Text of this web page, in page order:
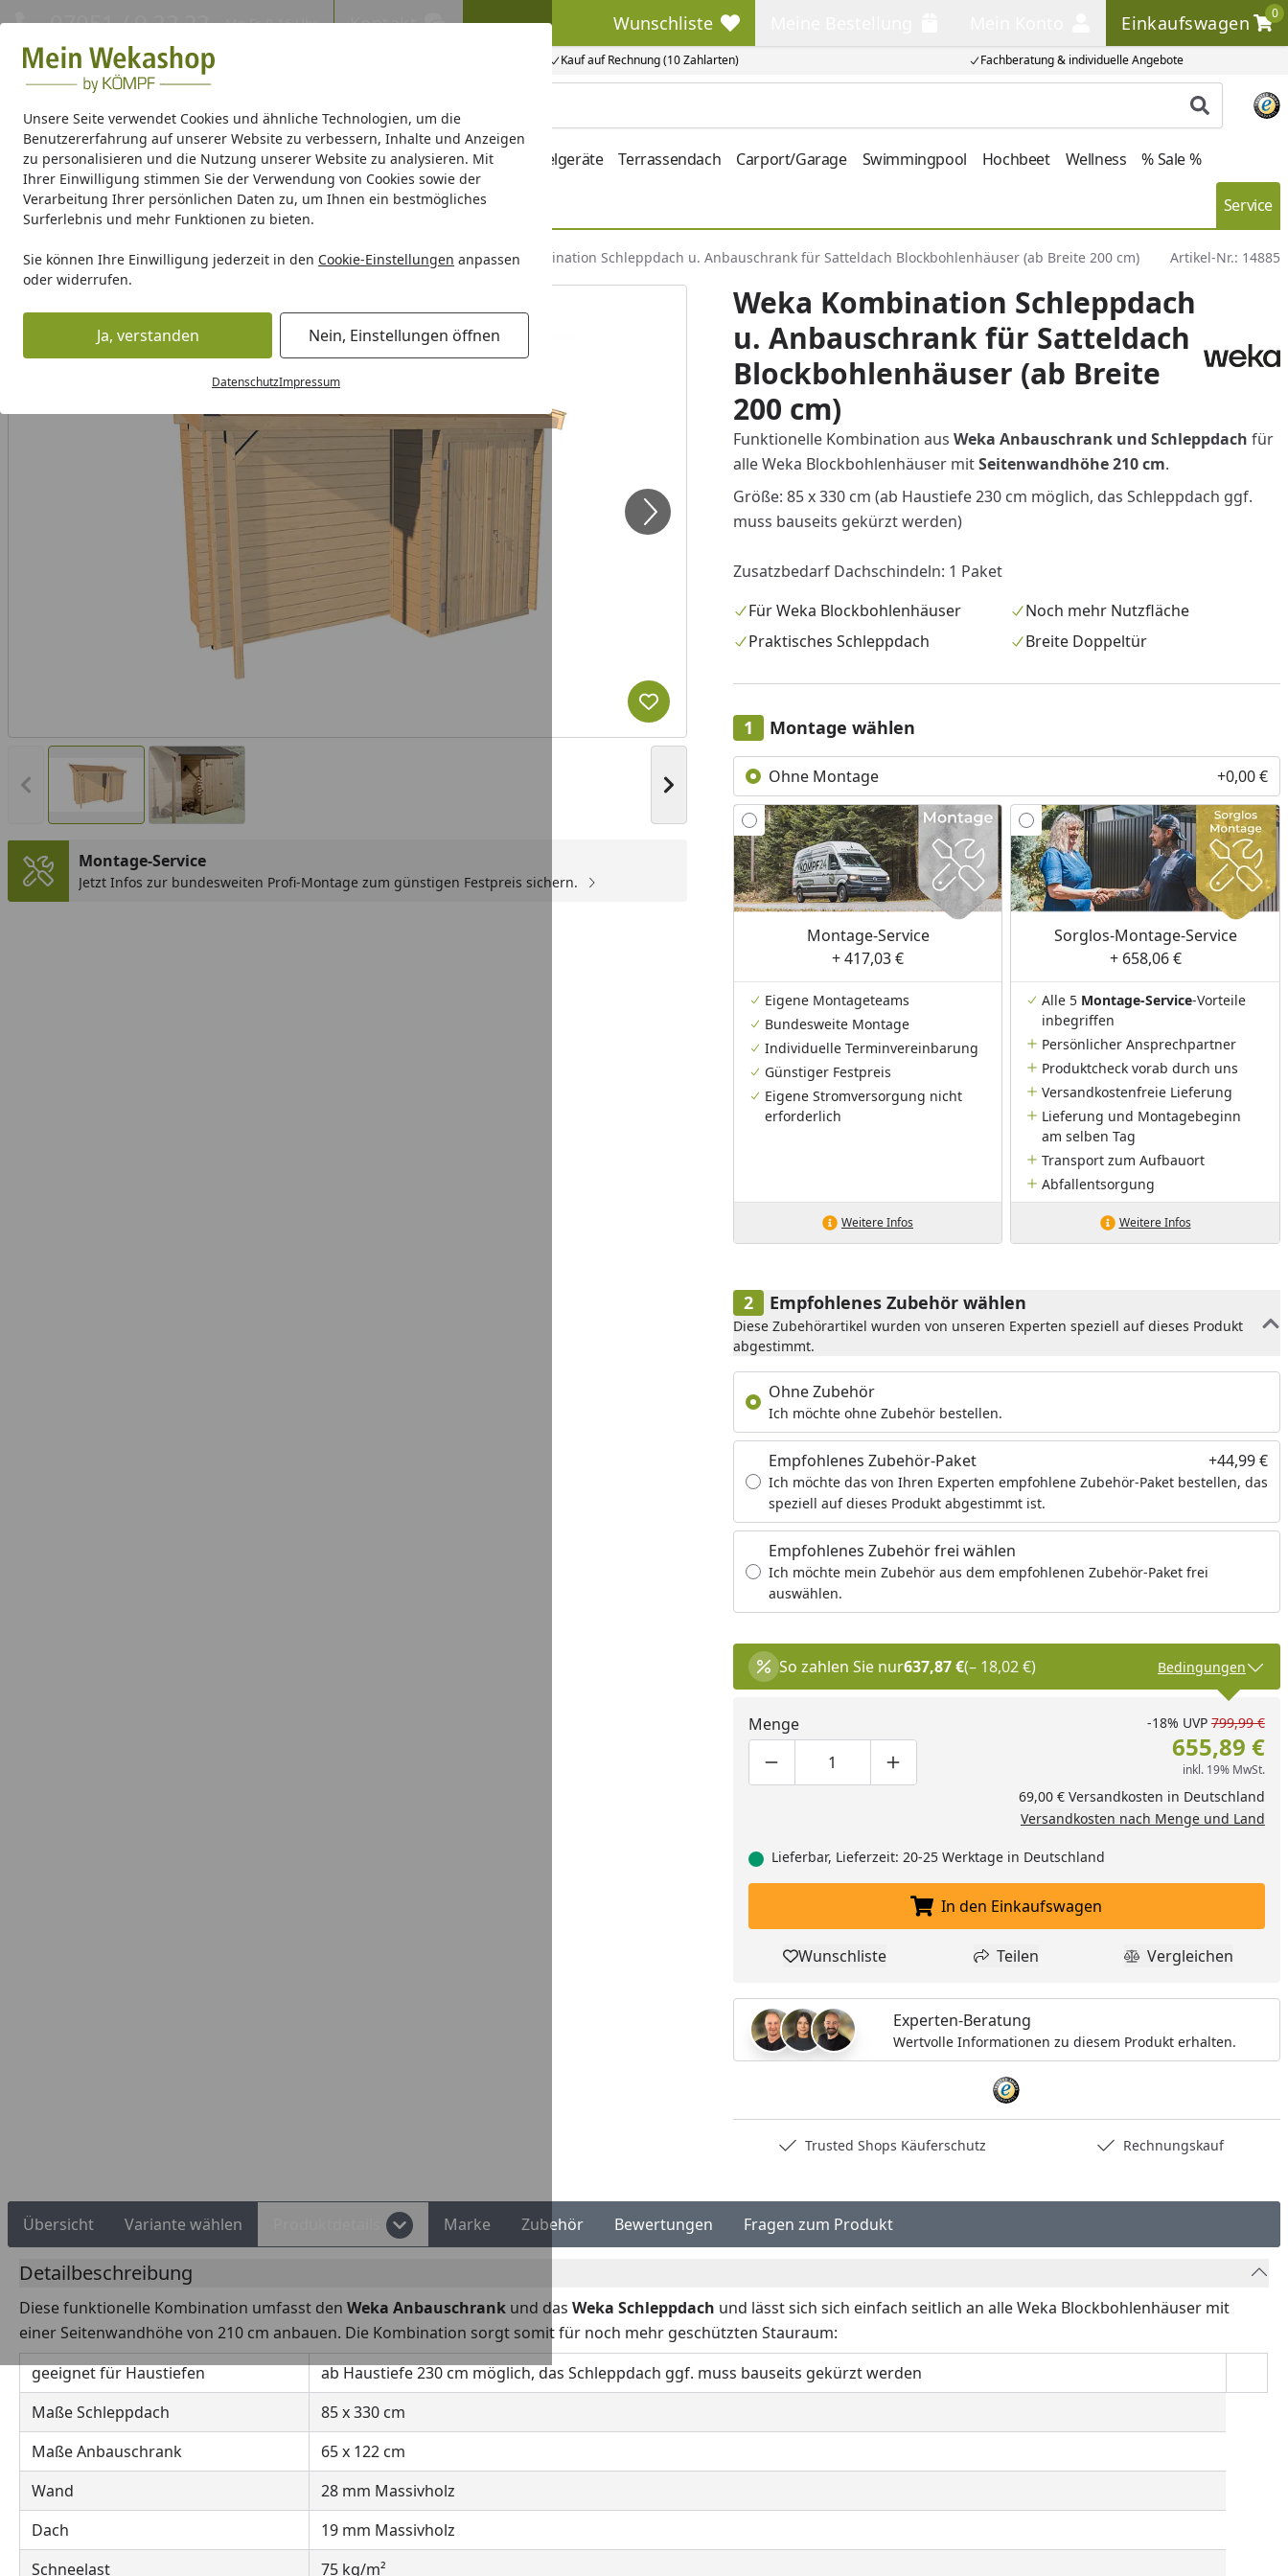
Unsere Seite verwendet Cookies und ähnliche Technologien, um die
Benutzererfahrung auf unserer Website zu verbessern, Inhalte und Anzeigen
zu personalisieren und die Nutzung unserer Website zu analysieren. Mit
Ihrer Einwilligung stimmen Sie der Verwendung von Cookies sowie der
Verarbeitung Ihrer persönlichen Daten zu, um Ihnen ein bestmögliches
Surferlebnis und mehr Funktionen zu bieten.
Sie können Ihre Einwilligung jederzeit in den Cookie-Einstellungen anpassen
oder widerrufen.
Ja, verstanden Nein, Einstellungen öffnen
DatenschutzImpressum
Eigene Montage-Teams Kauf auf Rechnung (10 Zahlarten) Fachberatung & individuelle Angebote
07051 / 9 22 22 Mo-Fr. 8-16 Uhr Kontakt Wunschliste
Wunschliste Einkaufswagen
0
Einkaufswagen
Produkt
Gartenhaus Holz Gartenhaus Metall Pavillon Aufbewahrung Kinderspielgeräte Terrassendach Carport/Garage Swimmingpool Hochbeet Wellness % Sale %
Weka Produktserien Service
Startseite
Gartenhaus Holz Gartenhaus Zubehör Anbauten & Sonstiges Weka Kombination Schleppdach u. Anbauschrank für Satteldach Blockbohlenhäuser (ab Breite 200 cm) Artikel-Nr.: 14885
Vorheriges Bild anzeigen Nächstes Bild anzeigen
Produkt zur Wunschliste hinzufügen
Montage-Service
Jetzt Infos zur bundesweiten Profi-Montage zum günstigen Festpreis sichern.
Weka Kombination Schleppdach
u. Anbauschrank für Satteldach
Blockbohlenhäuser (ab Breite
200 cm)
Funktionelle Kombination aus Weka Anbauschrank und Schleppdach für
alle Weka Blockbohlenhäuser mitSeitenwandhöhe 210 cm.
Größe: 85 x 330 cm (ab Haustiefe 230 cm möglich, das Schleppdach ggf.
muss bauseits gekürzt werden)
Zusatzbedarf Dachschindeln: 1 Paket
Für Weka Blockbohlenhäuser
Noch mehr Nutzfläche
Praktisches Schleppdach
Breite Doppeltür
Montage wählen
Ohne Montage +0,00 €
Montage-Service
+ 417,03 €
Eigene Montageteams
Bundesweite Montage
Individuelle Terminvereinbarung
Günstiger Festpreis
Eigene Stromversorgung nicht
erforderlich
Weitere Infos
Sorglos-Montage-Service
+ 658,06 €
Alle 5 Montage-Service-Vorteile
inbegriffen
Persönlicher Ansprechpartner
Produktcheck vorab durch uns
Versandkostenfreie Lieferung
Lieferung und Montagebeginn
am selben Tag
Transport zum Aufbauort
Abfallentsorgung
Weitere Infos
Empfohlenes Zubehör wählen
Diese Zubehörartikel wurden von unseren Experten speziell auf dieses Produkt
abgestimmt.
Ohne Zubehör
Ich möchte ohne Zubehör bestellen.
Empfohlenes Zubehör-Paket +44,99 €
Ich möchte das von Ihren Experten empfohlene Zubehör-Paket bestellen, das
speziell auf dieses Produkt abgestimmt ist.
Empfohlenes Zubehör frei wählen
Ich möchte mein Zubehör aus dem empfohlenen Zubehör-Paket frei
auswählen.
So zahlen Sie nur637,87 €(– 18,02 €) Bedingungen
Menge
Produktmenge um eins verringern
Produktmenge manuell eingeben
Produktmenge um eins erhöhen
-18% UVP 799,99 €
655,89 €
inkl. 19% MwSt.
69,00 € Versandkosten in Deutschland
Versandkosten nach Menge und Land
Lieferbar, Lieferzeit: 20-25 Werktage in Deutschland
In den Einkaufswagen legen
In den Einkaufswagen
Produkt zur Wunschliste hinzufügen
Wunschliste Teilen
Teilen Produkt
Vergleichen
Experten-Beratung
Wertvolle Informationen zu diesem Produkt erhalten.
Trusted Shops Käuferschutz Rechnungskauf
Übersicht Variante wählen Marke Zubehör Bewertungen Fragen zum Produkt
Detailbeschreibung
Diese funktionelle Kombination umfasst den Weka Anbauschrank und das Weka Schleppdach und lässt sich sich einfach seitlich an alle Weka Blockbohlenhäuser mit
einer Seitenwandhöhe von 210 cm anbauen. Die Kombination sorgt somit für noch mehr geschützten Stauraum:
geeignet für Haustiefen
ab Haustiefe 230 cm möglich, das Schleppdach ggf. muss bauseits gekürzt werden
Maße Schleppdach
85 x 330 cm
Maße Anbauschrank
65 x 122 cm
Wand
28 mm Massivholz
Dach
19 mm Massivholz
Schneelast
75 kg/m²